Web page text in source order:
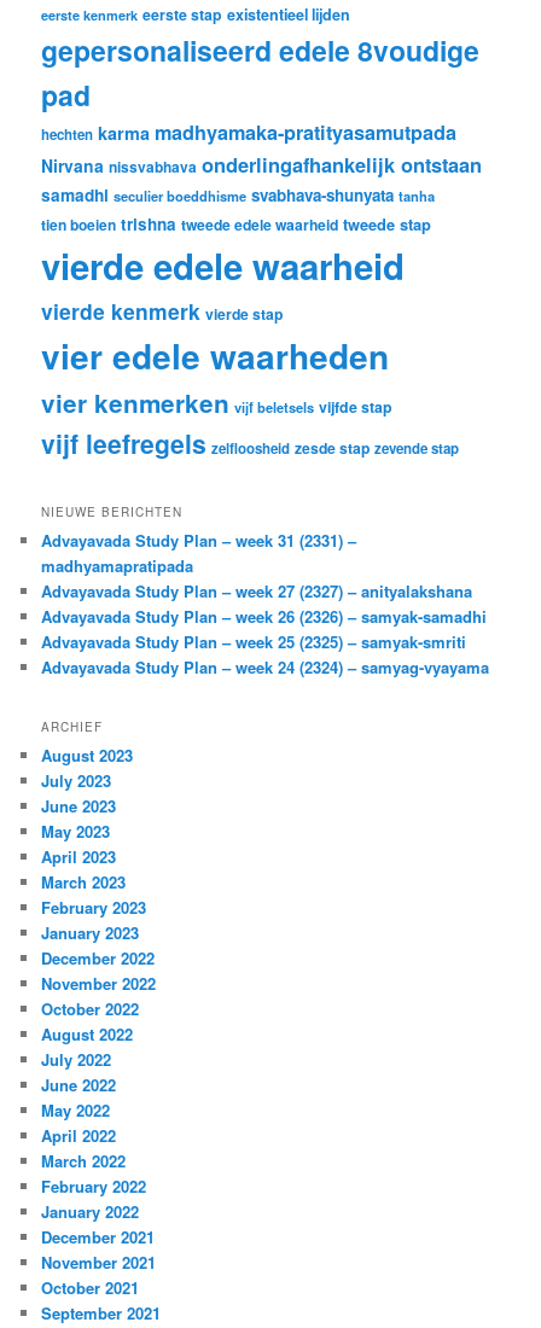
eerste kenmerk eerste stap existentieel lijden
gepersonaliseerd edele 8voudige
pad
hechten karma madhyamaka-pratityasamutpada
Nirvana nissvabhava onderlingafhankelijk ontstaan
samadhi seculier boeddhisme svabhava-shunyata tanha
tien boeien trishna tweede edele waarheid tweede stap
vierde edele waarheid
vierde kenmerk vierde stap
vier edele waarheden
vier kenmerken vijf beletsels vijfde stap
vijf leefregels zelfloosheid zesde stap zevende stap
NIEUWE BERICHTEN
Advayavada Study Plan – week 31 (2331) –
madhyamapratipada
Advayavada Study Plan – week 27 (2327) – anityalakshana
Advayavada Study Plan – week 26 (2326) – samyak-samadhi
Advayavada Study Plan – week 25 (2325) – samyak-smriti
Advayavada Study Plan – week 24 (2324) – samyag-vyayama
ARCHIEF
August 2023
July 2023
June 2023
May 2023
April 2023
March 2023
February 2023
January 2023
December 2022
November 2022
October 2022
August 2022
July 2022
June 2022
May 2022
April 2022
March 2022
February 2022
January 2022
December 2021
November 2021
October 2021
September 2021